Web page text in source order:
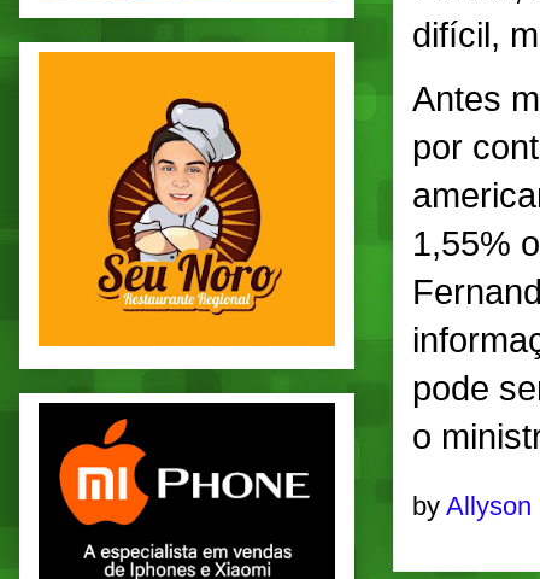
difícil,
Antes
por
1,55%
pode
o
by